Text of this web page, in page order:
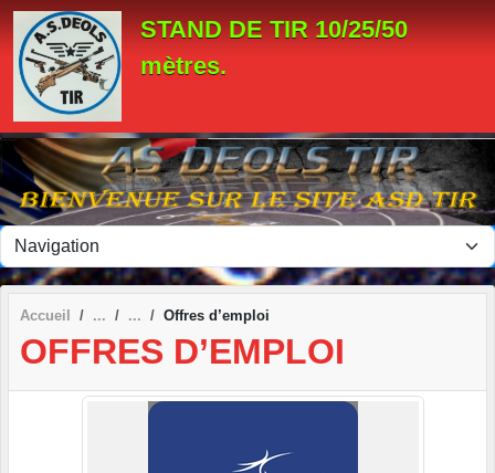
STAND DE TIR 10/25/50
mètres.
Accueil Offres d’emploi
OFFRES D’EMPLOI
Panneau de gestion des cookies